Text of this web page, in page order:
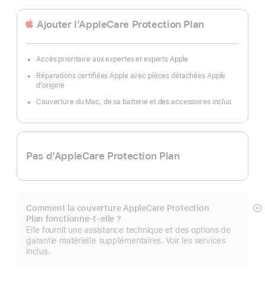
Ajouter l’AppleCare Protection Plan
Accès prioritaire aux expertes et experts Apple
Réparations certifiées Apple avec pièces détachées Apple
d’origine
Couverture du Mac, de sa batterie et des accessoires inclus
Pas d’AppleCare Protection Plan
Comment la couverture AppleCare Protection
Plan fonctionne-t-elle ?
Elle fournit une assistance technique et des options de
garantie matérielle supplémentaires. Voir les services
inclus.